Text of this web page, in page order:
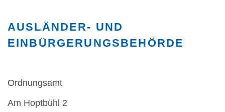
AUSLÄNDER- UND
EINBÜRGERUNGSBEHÖRDE
Ordnungsamt
Am Hoptbühl 2